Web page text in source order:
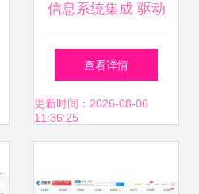
信息系统集成 驱动
数字化转型的核心
服务
查看详情
更新时间：2026-08-06
11:36:25